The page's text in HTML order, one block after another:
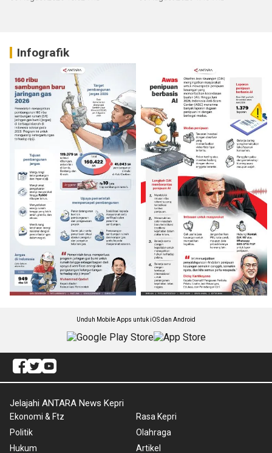
Infografik
Unduh Mobile Apps untuk iOS dan Android
Jelajahi ANTARA News Kepri
Ekonomi & Ftz
Politik
Hukum
Rasa Kepri
Olahraga
Artikel